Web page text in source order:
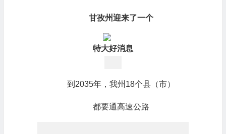
甘孜州迎来了一个
特大好消息
到2035年，我州18个县（市）
都要通高速公路